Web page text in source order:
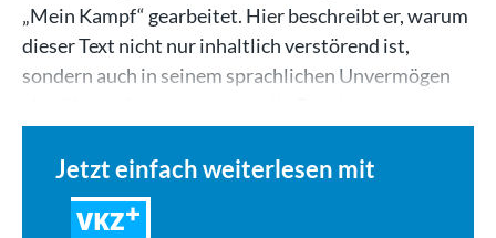
„Mein Kampf“ gearbeitet. Hier beschreibt er, warum
dieser Text nicht nur inhaltlich verstörend ist,
sondern auch in seinem sprachlichen Unvermögen
Jetzt einfach weiterlesen mit
VKZ